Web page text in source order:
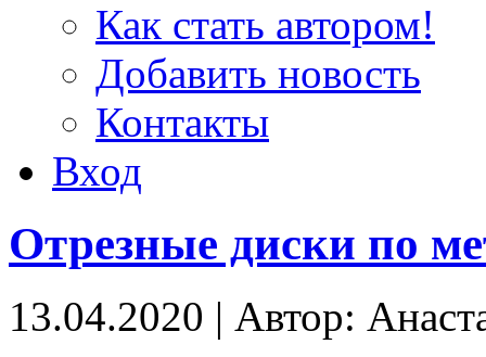
Как стать автором!
Добавить новость
Контакты
Вход
Отрезные диски по
13.04.2020 | Автор: